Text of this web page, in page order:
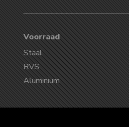
Voorraad
Staal
RVS
Aluminium